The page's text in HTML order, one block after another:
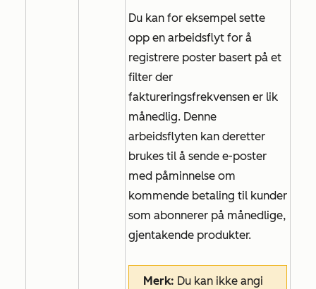
Du kan for eksempel sette
opp en arbeidsflyt for å
registrere poster basert på et
filter der
faktureringsfrekvensen er lik
månedlig. Denne
arbeidsflyten kan deretter
brukes til å sende e-poster
med påminnelse om
kommende betaling til kunder
som abonnerer på månedlige,
gjentakende produkter.
Merk: Du kan ikke angi